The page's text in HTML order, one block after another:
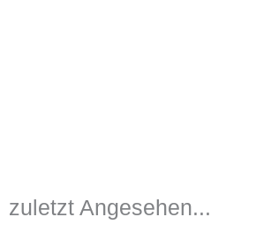
zuletzt Angesehen...